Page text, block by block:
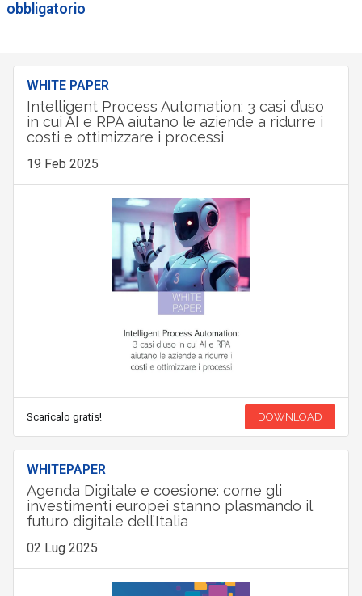
obbligatorio
WHITE PAPER
Intelligent Process Automation: 3 casi d’uso
in cui AI e RPA aiutano le aziende a ridurre i
costi e ottimizzare i processi
19 Feb 2025
Scaricalo gratis! DOWNLOAD
WHITEPAPER
Agenda Digitale e coesione: come gli
investimenti europei stanno plasmando il
futuro digitale dell’Italia
02 Lug 2025